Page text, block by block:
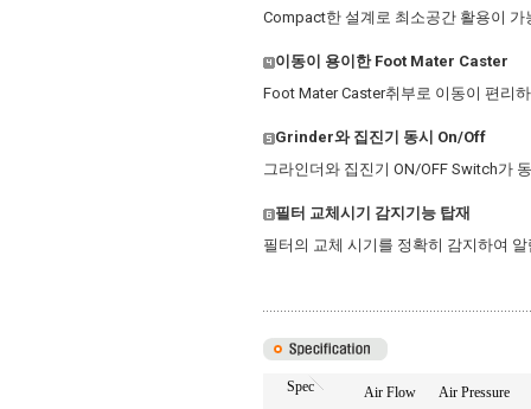
Compact한 설계로 최소공간 활용이 가
이동이 용이한 Foot Mater Caster
Foot Mater Caster취부로 이동이 편리
Grinder와 집진기 동시 On/Off
그라인더와 집진기 ON/OFF Switch가
필터 교체시기 감지기능 탑재
필터의 교체 시기를 정확히 감지하여
Spec
Air Flow
Air Pressure